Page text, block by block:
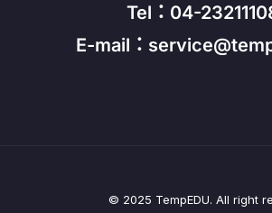
Tel：04-
E-mail：
© 2025 TempEDU. All right